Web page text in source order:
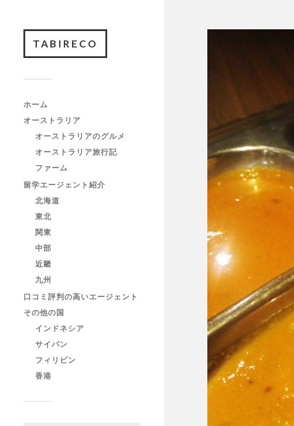
TABIRECO
ホーム
オーストラリア
オーストラリアのグルメ
オーストラリア旅行記
ファーム
留学エージェント紹介
北海道
東北
関東
中部
近畿
九州
口コミ評判の高いエージェント
その他の国
インドネシア
サイパン
フィリピン
香港